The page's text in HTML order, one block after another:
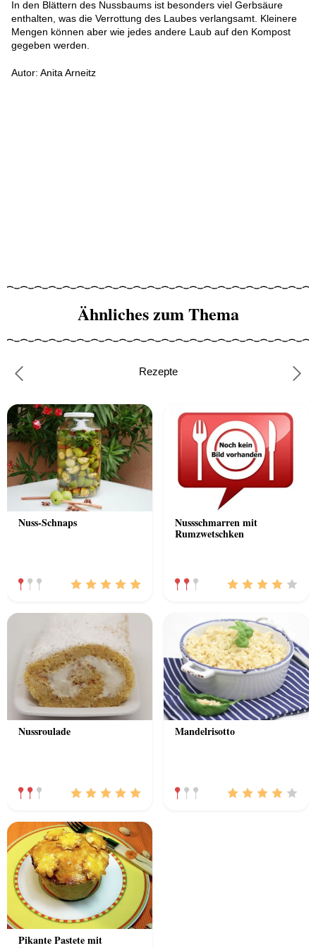
In den Blättern des Nussbaums ist besonders viel Gerbsäure
enthalten, was die Verrottung des Laubes verlangsamt. Kleinere
Mengen können aber wie jedes andere Laub auf den Kompost
gegeben werden.
Autor: Anita Arneitz
Ähnliches zum Thema
Rezepte
Nuss-Schnaps Nussschmarren mit
Rumzwetschken
Nussroulade Mandelrisotto
Pikante Pastete mit